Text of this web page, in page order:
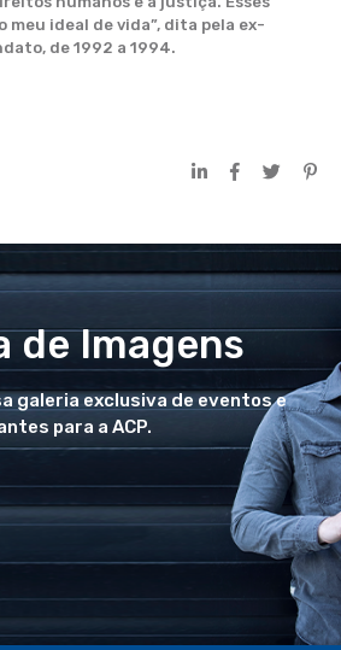
ideal de vida”, dita pela ex-
de 1992 a 1994.
de Imagens
galeria exclusiva de eventos e
para a ACP.